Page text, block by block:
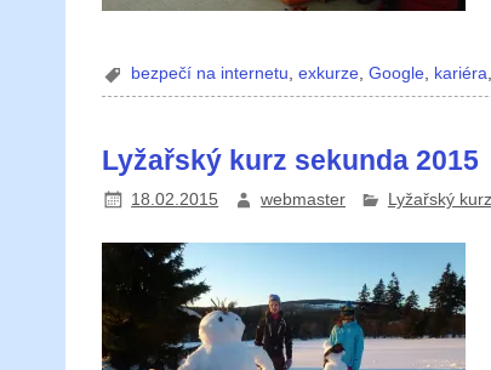
bezpečí na internetu,exkurze,Google, kariéra
Lyžařský kurz sekunda 2015
18.02.2015 webmaster Lyžařský kurz